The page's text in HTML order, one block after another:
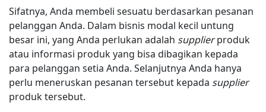
Sifatnya, Anda membeli sesuatu berdasarkan pesanan
pelanggan Anda. Dalam bisnis modal kecil untung
besar ini, yang Anda perlukan adalah supplierproduk
atau informasi produk yang bisa dibagikan kepada
para pelanggan setia Anda. Selanjutnya Anda hanya
perlu meneruskan pesanan tersebut kepada supplier
produk tersebut.